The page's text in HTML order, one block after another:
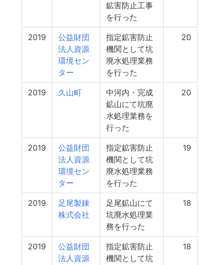
鉱害防止工事
を行った
2019
公益財団
法人資源
環境セン
ター
指定鉱害防止
機関として坑
廃水処理業務
を行った
20
2019 久山町
中河内・完成
鉱山にて坑廃
水処理業務を
行った
20
2019
公益財団
法人資源
環境セン
ター
指定鉱害防止
機関として坑
廃水処理業務
を行った
19
2019
足尾製錬
株式会社
足尾鉱山にて
坑廃水処理業
務を行った
18
2019
公益財団
法人資源
指定鉱害防止
機関として坑
18